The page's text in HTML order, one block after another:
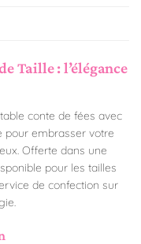
Taille : l’élégance
conte de fées avec
pour embrasser votre
Offerte dans une
pour les tailles
de confection sur